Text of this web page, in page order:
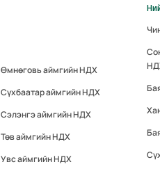
Өмнөговь аймгийн НДХ
Сүхбаатар аймгийн НДХ
Сэлэнгэ аймгийн НДХ
Төв аймгийн НДХ
Увс аймгийн НДХ